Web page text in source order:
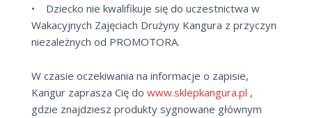
• Dziecko nie kwalifikuje się do uczestnictwa w
Wakacyjnych Zajęciach Drużyny Kangura z przyczyn
niezależnych od PROMOTORA.
W czasie oczekiwania na informacje o zapisie,
Kangur zaprasza Cię do www.sklepkangura.pl ,
gdzie znajdziesz produkty sygnowane głównym